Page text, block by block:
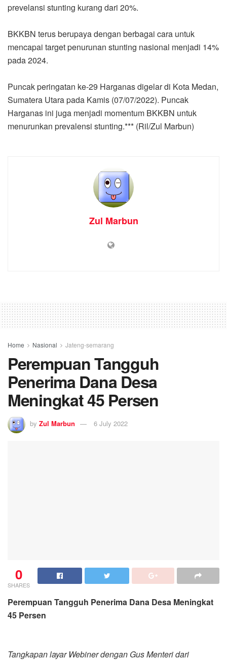
prevelansi stunting kurang dari 20%.
BKKBN terus berupaya dengan berbagai cara untuk
mencapai target penurunan stunting nasional menjadi 14%
pada 2024.
Puncak peringatan ke-29 Harganas digelar di Kota Medan,
Sumatera Utara pada Kamis (07/07/2022). Puncak
Harganas ini juga menjadi momentum BKKBN untuk
menurunkan prevalensi stunting.*** (Ril/Zul Marbun)
Zul Marbun
Home Nasional Jateng-semarang
Perempuan Tangguh
Penerima Dana Desa
Meningkat 45 Persen
by Zul Marbun 6 July 2022
0
SHARES
Perempuan Tangguh Penerima Dana Desa Meningkat
45 Persen
Tangkapan layar Webiner dengan Gus Menteri dari